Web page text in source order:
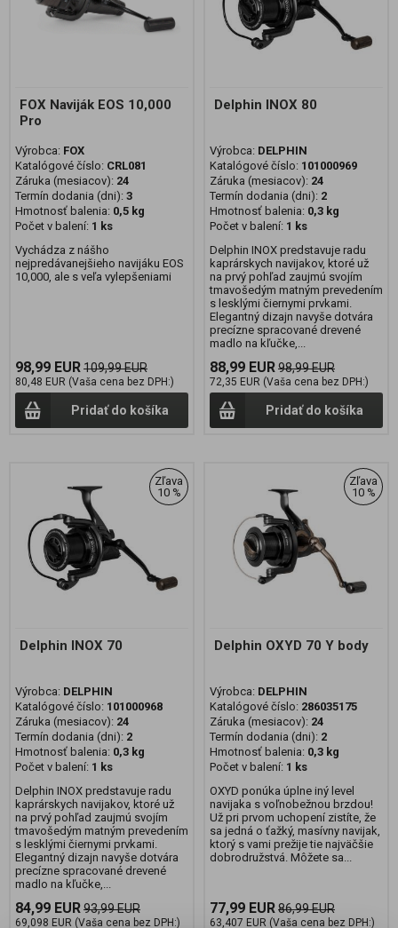
FOX Naviják EOS 10,000
Pro
Výrobca: FOX
Katalógové číslo: CRL081
Záruka (mesiacov): 24
Termín dodania (dni): 3
Hmotnosť balenia: 0,5 kg
Počet v balení: 1 ks
Vychádza z nášho
nejpredávanejšieho navijáku EOS
10,000, ale s veľa vylepšeniami
98,99 EUR109,99 EUR
80,48 EUR (Vaša cena bez DPH:)
Pridať do košíka
Delphin INOX 80
Výrobca: DELPHIN
Katalógové číslo: 101000969
Záruka (mesiacov): 24
Termín dodania (dni): 2
Hmotnosť balenia: 0,3 kg
Počet v balení: 1 ks
Delphin INOX predstavuje radu
kaprárskych navijakov, ktoré už
na prvý pohľad zaujmú svojím
tmavošedým matným prevedením
s lesklými čiernymi prvkami.
Elegantný dizajn navyše dotvára
precízne spracované drevené
madlo na kľučke,...
88,99 EUR98,99 EUR
72,35 EUR (Vaša cena bez DPH:)
Pridať do košíka
Zľava
10 %
Delphin INOX 70
Výrobca: DELPHIN
Katalógové číslo: 101000968
Záruka (mesiacov): 24
Termín dodania (dni): 2
Hmotnosť balenia: 0,3 kg
Počet v balení: 1 ks
Delphin INOX predstavuje radu
kaprárskych navijakov, ktoré už
na prvý pohľad zaujmú svojím
tmavošedým matným prevedením
s lesklými čiernymi prvkami.
Elegantný dizajn navyše dotvára
precízne spracované drevené
madlo na kľučke,...
84,99 EUR93,99 EUR
69,098 EUR (Vaša cena bez DPH:)
Zľava
10 %
Delphin OXYD 70 Y body
Výrobca: DELPHIN
Katalógové číslo: 286035175
Záruka (mesiacov): 24
Termín dodania (dni): 2
Hmotnosť balenia: 0,3 kg
Počet v balení: 1 ks
OXYD ponúka úplne iný level
navijaka s voľnobežnou brzdou!
Už pri prvom uchopení zistíte, že
sa jedná o ťažký, masívny navijak,
ktorý s vami prežije tie najväčšie
dobrodružstvá. Môžete sa...
77,99 EUR86,99 EUR
63,407 EUR (Vaša cena bez DPH:)